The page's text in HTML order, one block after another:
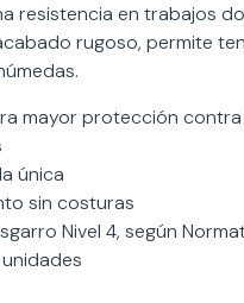
resistencia en trabajos
rugoso, permite
mayor protección contra
única
sin costuras
Nivel 4, según